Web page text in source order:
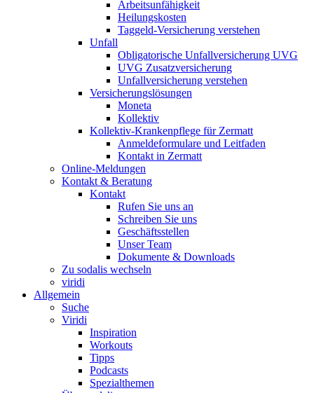
Arbeitsunfähigkeit
Heilungskosten
Taggeld-Versicherung verstehen
Unfall
Obligatorische Unfallversicherung UVG
UVG Zusatzversicherung
Unfallversicherung verstehen
Versicherungslösungen
Moneta
Kollektiv
Kollektiv-Krankenpflege für Zermatt
Anmeldeformulare und Leitfaden
Kontakt in Zermatt
Online-Meldungen
Kontakt & Beratung
Kontakt
Rufen Sie uns an
Schreiben Sie uns
Geschäftsstellen
Unser Team
Dokumente & Downloads
Zu sodalis wechseln
viridi
Allgemein
Suche
Viridi
Inspiration
Workouts
Tipps
Podcasts
Spezialthemen